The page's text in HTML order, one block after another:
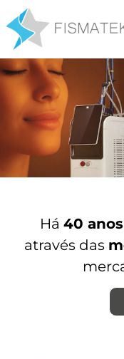
Há 40 anos
através das